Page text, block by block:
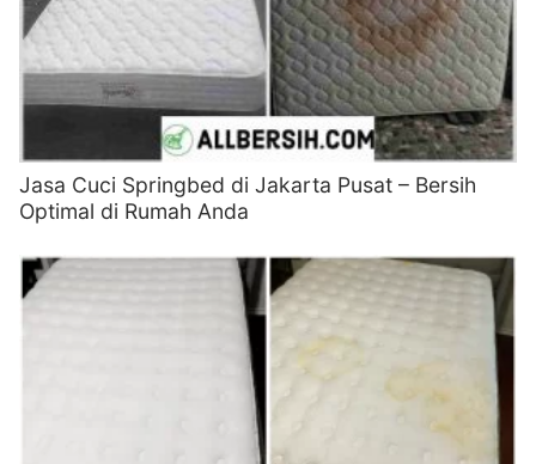
Jasa Cuci Springbed di Jakarta Pusat – Bersih
Optimal di Rumah Anda